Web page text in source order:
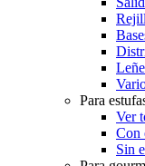
Para
Ver
Con
Sin